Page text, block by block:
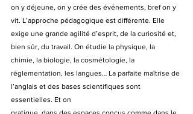
on y déjeune, on y crée des événements, bref on y
vit. L’approche pédagogique est différente. Elle
exige une grande agilité d’esprit, de la curiosité et,
bien sûr, du travail. On étudie la physique, la
chimie, la biologie, la cosmétologie, la
réglementation, les langues… La parfaite maîtrise de
l’anglais et des bases scientifiques sont
essentielles. Et on